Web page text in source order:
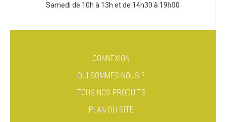
Samedi de 10h à 13h et de 14h30 à 19h00
CONNEXION
QUI SOMMES NOUS ?
TOUS NOS PRODUITS
PLAN DU SITE